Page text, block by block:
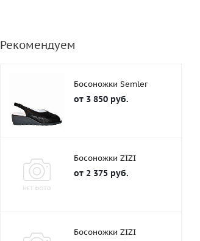
Рекомендуем
Босоножки Semler
от 3 850 руб.
Босоножки ZIZI
от 2 375 руб.
Босоножки ZIZI